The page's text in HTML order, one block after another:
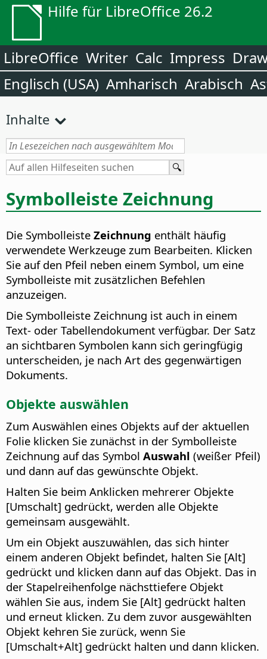
Hilfe für LibreOffice 26.2
LibreOffice Writer Calc Impress
Englisch (USA) Amharisch Arabisch
Inhalte
Symbolleiste Zeichnung
Die Symbolleiste Zeichnung enthält häufig
verwendete Werkzeuge zum Bearbeiten. Klicken
Sie auf den Pfeil neben einem Symbol, um eine
Symbolleiste mit zusätzlichen Befehlen
anzuzeigen.
Die Symbolleiste Zeichnung ist auch in einem
Text- oder Tabellendokument verfügbar. Der Satz
an sichtbaren Symbolen kann sich geringfügig
unterscheiden, je nach Art des gegenwärtigen
Dokuments.
Objekte auswählen
Zum Auswählen eines Objekts auf der aktuellen
Folie klicken Sie zunächst in der Symbolleiste
Zeichnung auf das Symbol Auswahl (weißer Pfeil)
und dann auf das gewünschte Objekt.
Halten Sie beim Anklicken mehrerer Objekte
[Umschalt] gedrückt, werden alle Objekte
gemeinsam ausgewählt.
Um ein Objekt auszuwählen, das sich hinter
einem anderen Objekt befindet, halten Sie [Alt]
gedrückt und klicken dann auf das Objekt. Das in
der Stapelreihenfolge nächsttiefere Objekt
wählen Sie aus, indem Sie [Alt] gedrückt halten
und erneut klicken. Zu dem zuvor ausgewählten
Objekt kehren Sie zurück, wenn Sie
[Umschalt+Alt] gedrückt halten und dann klicken.